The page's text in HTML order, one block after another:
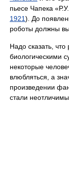
пьесе Чапека
1921). До
роботы должны
Надо сказать,
биологическими
некоторые
влюбляться, а
произведении
стали